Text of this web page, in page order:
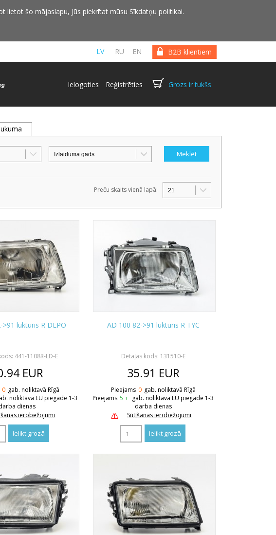
lietot šo mājaslapu, Jūs piekrītat mūsu Sīkdatņu politikai.
B2B klientiem
LV RU EN
Ielogoties Reģistrēties Grozs ir tukšs
Preču skaits vienā lapā:
>91 lukturis R DEPO
441-1108R-LD-E
EUR
0 gab. noliktavā Rīgā
noliktavā EU piegāde 1-3
dienas
ierobežojumi
AD 100 82->91 lukturis R TYC
Detaļas kods: 131510-E
35.91 EUR
Pieejams 0 gab. noliktavā Rīgā
Pieejams 5 + gab. noliktavā EU piegāde 1-3
darba dienas
Sūtīšanas ierobežojumi